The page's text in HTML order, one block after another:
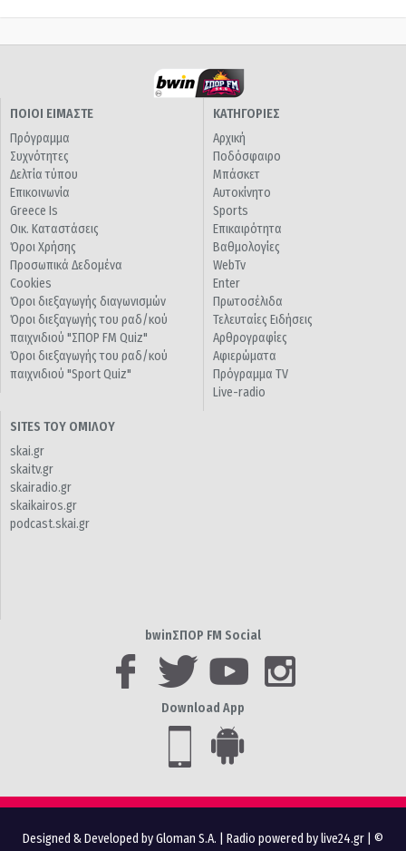
ΠΟΙΟΙ ΕΙΜΑΣΤΕ
Πρόγραμμα
Συχνότητες
Δελτία τύπου
Επικοινωνία
Greece Is
Οικ. Καταστάσεις
Όροι Χρήσης
Προσωπικά Δεδομένα
Cookies
Όροι διεξαγωγής διαγωνισμών
Όροι διεξαγωγής του ραδ/κού
παιχνιδιού "ΣΠΟΡ FM Quiz"
Όροι διεξαγωγής του ραδ/κού
παιχνιδιού "Sport Quiz"
ΚΑΤΗΓΟΡΙΕΣ
Αρχική
Ποδόσφαιρο
Μπάσκετ
Αυτοκίνητο
Sports
Επικαιρότητα
Βαθμολογίες
WebTv
Enter
Πρωτοσέλιδα
Τελευταίες Ειδήσεις
Αρθρογραφίες
Αφιερώματα
Πρόγραμμα TV
Live-radio
SITES ΤΟΥ ΟΜΙΛΟΥ
skai.gr
skaitv.gr
skairadio.gr
skaikairos.gr
podcast.skai.gr
bwinΣΠΟΡ FM Social
Download App
Designed & Developed by Gloman S.A. Radio powered by live24.gr | ©